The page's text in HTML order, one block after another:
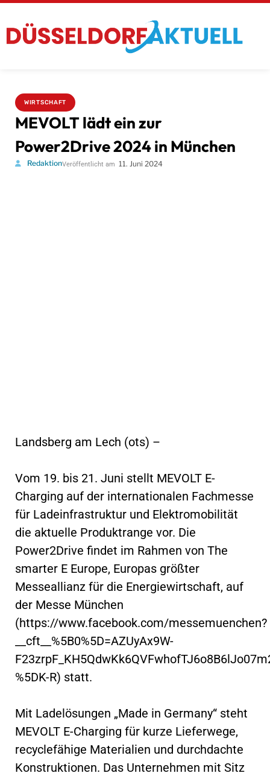
WIRTSCHAFT
MEVOLT lädt ein zur
Power2Drive 2024 in München
RedaktionVeröffentlicht am 11. Juni 2024
Landsberg am Lech (ots) –
Vom 19. bis 21. Juni stellt MEVOLT E-
Charging auf der internationalen Fachmesse
für Ladeinfrastruktur und Elektromobilität
die aktuelle Produktrange vor. Die
Power2Drive findet im Rahmen von The
smarter E Europe, Europas größter
Messeallianz für die Energiewirtschaft, auf
der Messe München
(https://www.facebook.com/messemuenchen?
__cft__%5B0%5D=AZUyAx9W-
%5DK-R) statt.
Mit Ladelösungen „Made in Germany“ steht
MEVOLT E-Charging für kurze Lieferwege,
recyclefähige Materialien und durchdachte
Konstruktionen. Das Unternehmen mit Sitz